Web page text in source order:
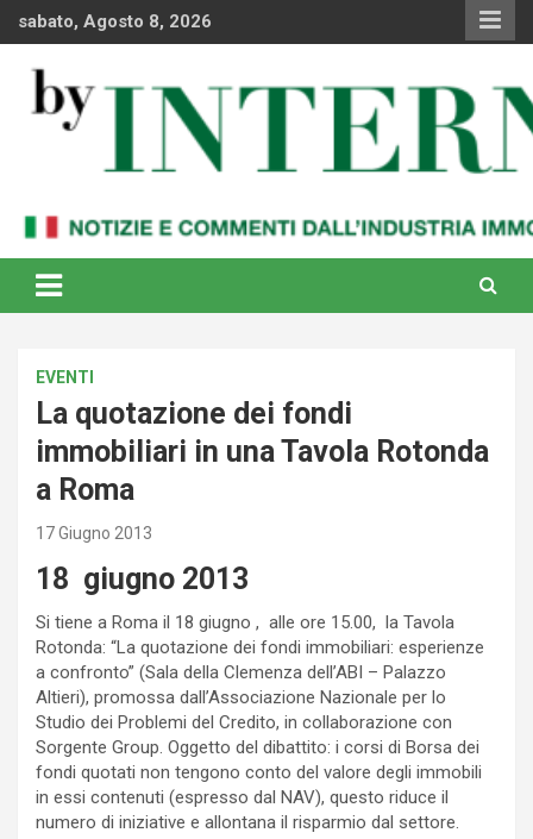
sabato, Agosto 8, 2026
By Internews
internazionale
EVENTI
La quotazione dei fondi
immobiliari in una Tavola Rotonda
a Roma
17 Giugno 2013
18 giugno 2013
Si tiene a Roma il 18 giugno , alle ore 15.00, la Tavola
Rotonda: “La quotazione dei fondi immobiliari: esperienze
a confronto” (Sala della Clemenza dell’ABI – Palazzo
Altieri), promossa dall’Associazione Nazionale per lo
Studio dei Problemi del Credito, in collaborazione con
Sorgente Group. Oggetto del dibattito: i corsi di Borsa dei
fondi quotati non tengono conto del valore degli immobili
in essi contenuti (espresso dal NAV), questo riduce il
numero di iniziative e allontana il risparmio dal settore.